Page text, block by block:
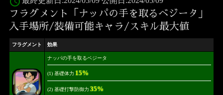
フラグメント「ナッパの手を取るベジータ」
入手場所/装備可能キャラ/スキル最大値
フラグメント 効果
ナッパの手を取るベジータ
(1) 基礎体力 15%
(2) 基礎打撃防御力 35%